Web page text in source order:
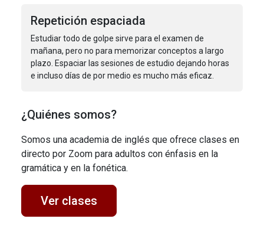
Repetición espaciada
Estudiar todo de golpe sirve para el examen de
mañana, pero no para memorizar conceptos a largo
plazo. Espaciar las sesiones de estudio dejando horas
e incluso días de por medio es mucho más eficaz.
¿Quiénes somos?
Somos una academia de inglés que ofrece clases en
directo por Zoom para adultos con énfasis en la
gramática y en la fonética.
Ver clases